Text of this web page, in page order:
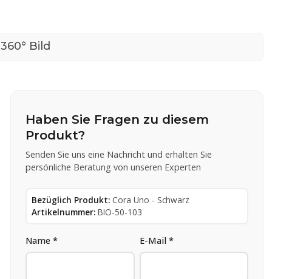
360° Bild
Haben Sie Fragen zu diesem
Produkt?
Senden Sie uns eine Nachricht und erhalten Sie
persönliche Beratung von unseren Experten
Bezüglich Produkt: Cora Uno - Schwarz
Artikelnummer: BIO-50-103
Name * E-Mail *